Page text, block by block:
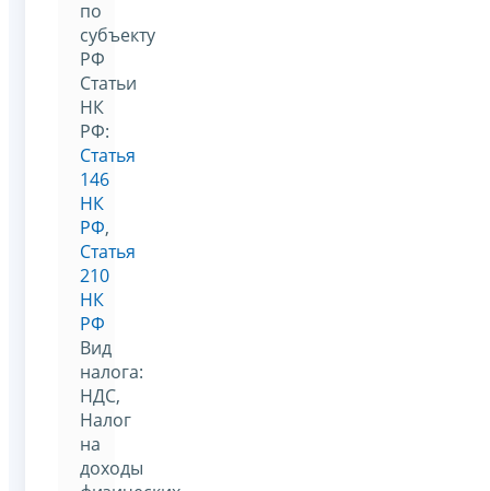
по
субъекту
РФ
Статьи
НК
РФ:
Статья
146
НК
РФ,
Статья
210
НК
РФ
Вид
налога:
НДС,
Налог
на
доходы